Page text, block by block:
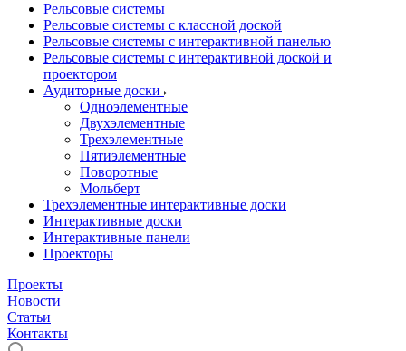
Рельсовые системы
Рельсовые системы с классной доской
Рельсовые системы с интерактивной панелью
Рельсовые системы с интерактивной доской и
проектором
Аудиторные доски
Одноэлементные
Двухэлементные
Трехэлементные
Пятиэлементные
Поворотные
Мольберт
Трехэлементные интерактивные доски
Интерактивные доски
Интерактивные панели
Проекторы
Проекты
Новости
Статьи
Контакты